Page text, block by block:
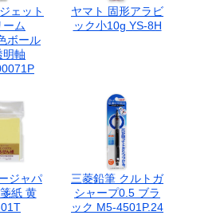
ェット
ーム
ボール
明軸
ヤマト 固形アラビ
ック小10g YS-8H
ジャパ
紙 黄
三菱鉛筆 クルトガ
シャープ0.5 ブラ
ック M5-4501P.24